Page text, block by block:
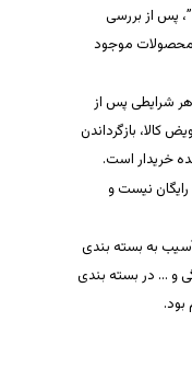
پس از بررسی
موجود
شرایطی پس از
بازگرداندن
خریدار است.
نیست و
به بسته بندی
و … در بسته بندی
بود.